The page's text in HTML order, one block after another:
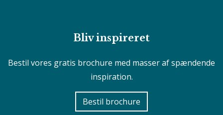
Bliv inspireret
Bestil vores gratis brochure med masser af spændende
inspiration.
Bestil brochure